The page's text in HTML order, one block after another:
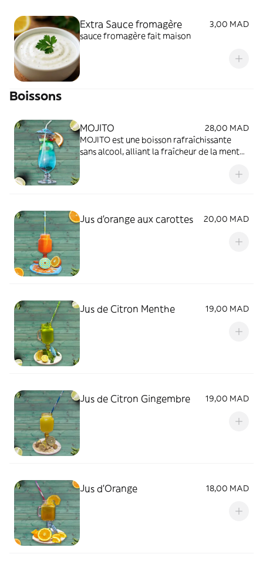
Extra Sauce fromagère
3,00 MAD
sauce fromagère fait maison
Boissons
MOJITO
28,00 MAD
MOJITO est une boisson rafraîchissante
sans alcool, alliant la fraîcheur de la menthe
de glace pilée. Idéale pour se désaltérer à
Jus d'orange aux carottes 20,00 MAD
Jus de Citron Menthe 19,00 MAD
Jus de Citron Gingembre 19,00 MAD
Jus d'Orange 18,00 MAD